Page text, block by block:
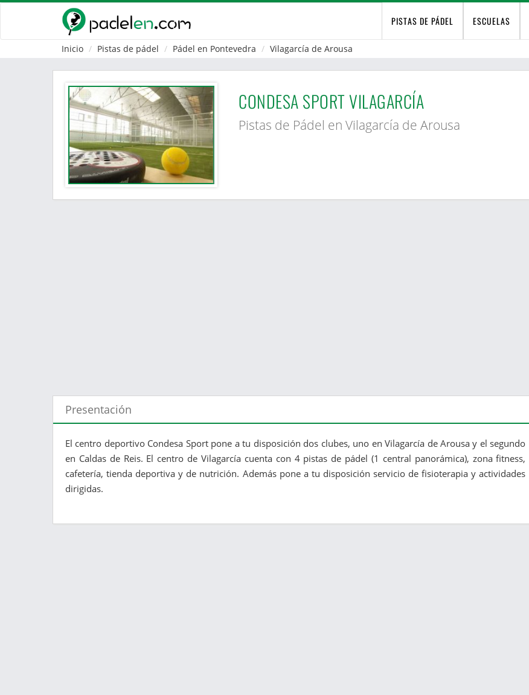
PISTAS DE PÁDEL ESCUELAS
Inicio Pistas de pádel Pádel en Pontevedra Vilagarcía de Arousa
CONDESA SPORT VILAGARCÍA
Pistas de Pádel en Vilagarcía de Arousa
Presentación
El centro deportivo Condesa Sport pone a tu disposición dos clubes, uno en Vilagarcía de Arousa y el segundo
en Caldas de Reis. El centro de Vilagarcía cuenta con 4 pistas de pádel (1 central panorámica), zona fitness,
cafetería, tienda deportiva y de nutrición. Además pone a tu disposición servicio de fisioterapia y actividades
dirigidas.